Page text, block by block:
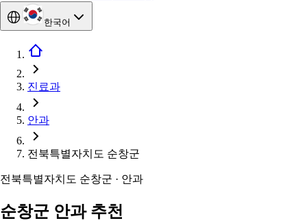
한국어
진료과
안과
전북특별자치도 순창군
전북특별자치도 순창군 · 안과
순창군 안과 추천